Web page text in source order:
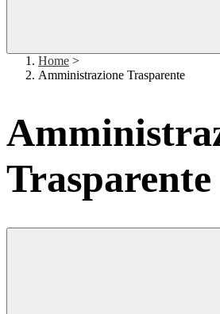
Home >
Amministrazione Trasparente
Trasparente